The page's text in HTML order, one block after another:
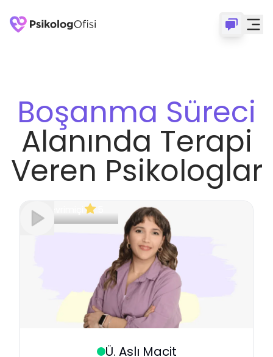
Boşanma Süreci
Alanında Terapi
Veren Psikologlar
Ü. Aslı Macit